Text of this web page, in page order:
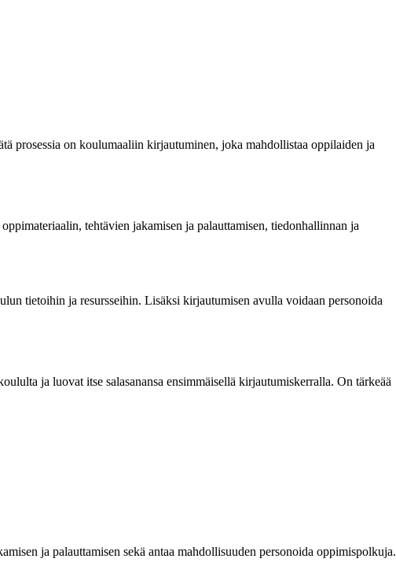
prosessia on koulumaaliin kirjautuminen, joka mahdollistaa oppilaiden ja
tehtävien jakamisen ja palauttamisen, tiedonhallinnan ja
tietoihin ja resursseihin. Lisäksi kirjautumisen avulla voidaan personoida
ja luovat itse salasanansa ensimmäisellä kirjautumiskerralla. On tärkeää
ja palauttamisen sekä antaa mahdollisuuden personoida oppimispolkuja.